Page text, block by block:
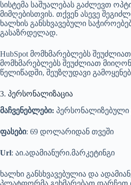
სისტემა საშუალებას გაძლევთ
მიმღებისთვის. თქვენ ასევე
ხალხის განსხვავებული
გასაზრდელად.
HubSpot მომხმარებლებს
მომხმარებლებს შეუძლიათ
წელიწადში, შეუზღუდავი
3. პერსონალიზაცია
მაჩვენებლები: პერსონალიზებული
ფასები: 69 დოლარიდან თვეში
Url: აი.ადამიანური.მარკეტინგი
ხალხი განსხვავებულია და
პლატფორმა გეხმარებათ დარჩეთ